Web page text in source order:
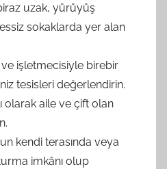
uzak, yürüyüş
sokaklarda yer alan
işletmecisiyle birebir
tesisleri değerlendirin.
olarak aile ve çift olan
kendi terasında veya
imkânı olup